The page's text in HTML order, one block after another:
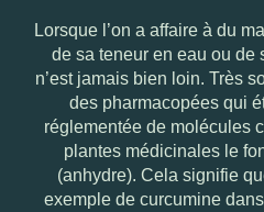
Lorsque l’on a affaire à du
de sa teneur en eau ou de
n’est jamais bien loin. Très
des pharmacopées qui
réglementée de molécules
plantes médicinales le
(anhydre). Cela signifie
exemple de curcumine